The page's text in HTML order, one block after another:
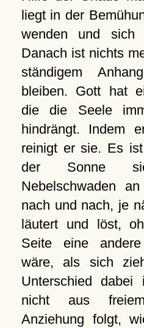
liegt in der
wenden und sich
Danach ist nichts
ständigem
bleiben. Gott hat
die die Seele
hindrängt. Indem
reinigt er sie. Es
der Sonne
Nebelschwaden
nach und nach, je
läutert und löst,
Seite eine
wäre, als sich
Unterschied
nicht aus
Anziehung folgt,